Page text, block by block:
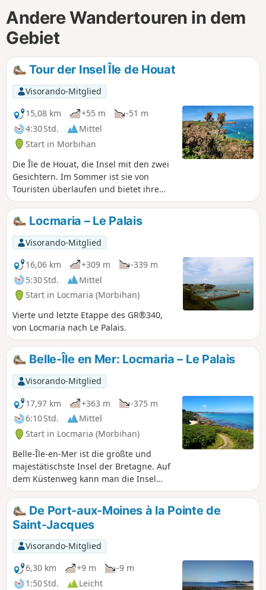
Andere Wandertouren in dem
Gebiet
Tour der Insel Île de Houat
Visorando-Mitglied
15,08 km
+55 m
-51 m
4:30 Std.
Mittel
Start in Morbihan
Die Île de Houat, die Insel mit den zwei
Gesichtern. Im Sommer ist sie von
Touristen überlaufen und bietet ihre
Strände und ihre felsige Küste. Im
Winter ist sie ruhiger und kann unter
ihrer wahren Identität entdeckt werden.
Schau Dir das „Eclosarium“ an, wo man
versucht, junge Hummer zu züchten.
Locmaria – Le Palais
Visorando-Mitglied
16,06 km
+309 m
-339 m
5:30 Std.
Mittel
Start in Locmaria (Morbihan)
Vierte und letzte Etappe des GR®340,
von Locmaria nach Le Palais.
Belle-Île en Mer: Locmaria – Le Palais
Visorando-Mitglied
17,97 km
+363 m
-375 m
6:10 Std.
Mittel
Start in Locmaria (Morbihan)
Belle-Île-en-Mer ist die größte und
majestätischste Insel der Bretagne. Auf
dem Küstenweg kann man die Insel
umrunden und die Schönheit und
Vielfalt der Landschaften genießen.
Diese Wanderung befindet sich an der
windgeschützten Nordküste, wo sich
schöne Strände, blühende Wiesen und
charmante kleine Anlegehäfen
aneinanderreihen.
De Port-aux-Moines à la Pointe de
Saint-Jacques
Visorando-Mitglied
6,30 km
+9 m
-9 m
1:50 Std.
Leicht